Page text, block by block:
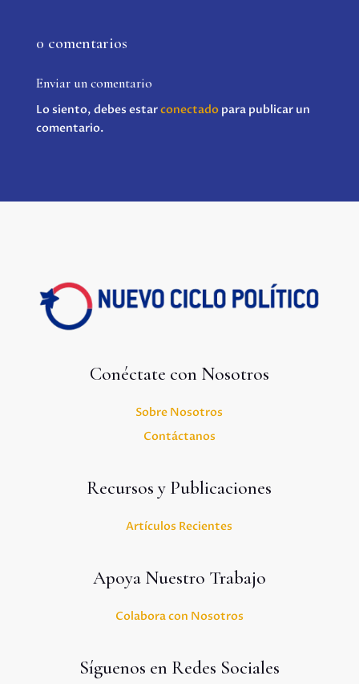
0 comentarios
Enviar un comentario
Lo siento, debes estarconectadopara publicar un
comentario.
Conéctate con Nosotros
Sobre Nosotros
Contáctanos
Recursos y Publicaciones
Artículos Recientes
Apoya Nuestro Trabajo
Colabora con Nosotros
Síguenos en Redes Sociales